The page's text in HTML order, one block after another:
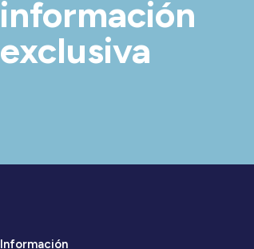
información
exclusiva
Información